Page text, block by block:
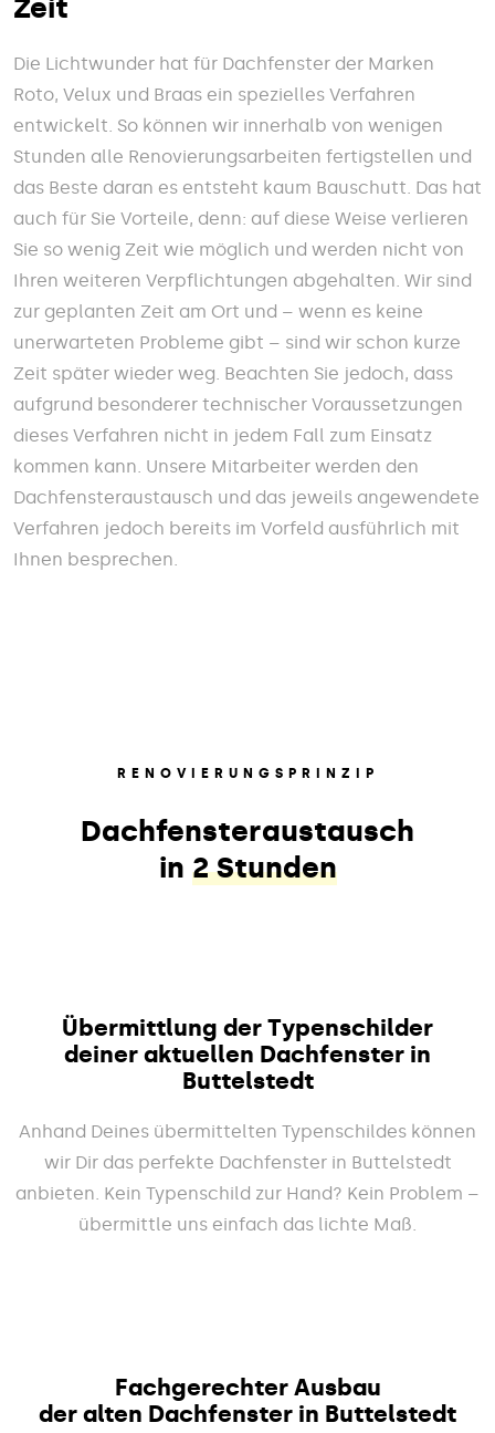
Zeit
Die Lichtwunder hat für Dachfenster der Marken
Roto, Velux und Braas ein spezielles Verfahren
entwickelt. So können wir innerhalb von wenigen
Stunden alle Renovierungsarbeiten fertigstellen und
das Beste daran es entsteht kaum Bauschutt. Das hat
auch für Sie Vorteile, denn: auf diese Weise verlieren
Sie so wenig Zeit wie möglich und werden nicht von
Ihren weiteren Verpflichtungen abgehalten. Wir sind
zur geplanten Zeit am Ort und – wenn es keine
unerwarteten Probleme gibt – sind wir schon kurze
Zeit später wieder weg. Beachten Sie jedoch, dass
aufgrund besonderer technischer Voraussetzungen
dieses Verfahren nicht in jedem Fall zum Einsatz
kommen kann. Unsere Mitarbeiter werden den
Dachfensteraustausch und das jeweils angewendete
Verfahren jedoch bereits im Vorfeld ausführlich mit
Ihnen besprechen.
RENOVIERUNGSPRINZIP
Dachfensteraustausch
in 2 Stunden
Übermittlung der Typenschilder
deiner aktuellen Dachfenster in
Buttelstedt
Anhand Deines übermittelten Typenschildes können
wir Dir das perfekte Dachfenster in Buttelstedt
anbieten. Kein Typenschild zur Hand? Kein Problem –
übermittle uns einfach das lichte Maß.
Fachgerechter Ausbau
der alten Dachfenster in Buttelstedt